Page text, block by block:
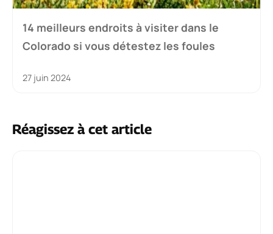
14 meilleurs endroits à visiter dans le
Colorado si vous détestez les foules
27 juin 2024
Réagissez à cet article